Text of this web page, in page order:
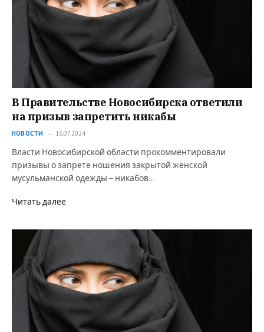
В Правительстве Новосибирска ответили
на призыв запретить никабы
НОВОСТИ 16.07.2024
Власти Новосибирской области прокомментировали
призывы о запрете ношения закрытой женской
мусульманской одежды – никабов…
Читать далее